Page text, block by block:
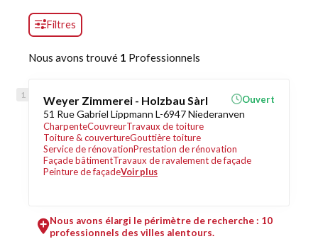
Filtres
Nous avons trouvé 1 Professionnels
Weyer Zimmerei - Holzbau Sàrl
51 Rue Gabriel Lippmann L-6947 Niederanven
CharpenteCouvreurTravaux de toiture
Toiture & couvertureGouttière toiture
Service de rénovationPrestation de rénovation
Façade bâtimentTravaux de ravalement de façade
Peinture de façadeVoir plus
Ouvert
Nous avons élargi le périmètre de recherche : 10
professionnels des villes alentours.